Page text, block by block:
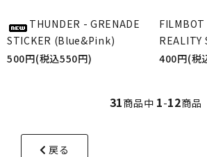
THUNDER - GRENADE
STICKER (Blue&Pink)
500円(税込550円)
REALITY
400円(税
31商品中 1-12商品
戻る